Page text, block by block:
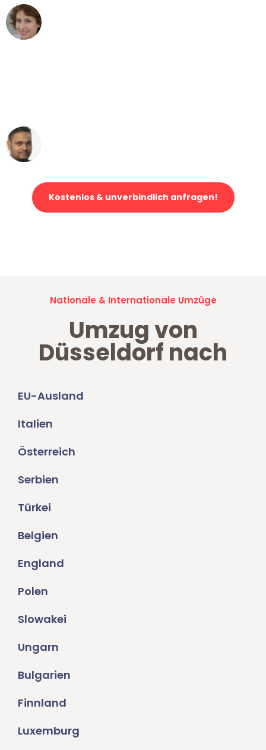
Kostenlos & unverbindlich anfragen!
Nationale & Internationale Umzüge
Umzug von
Düsseldorf nach
EU-Ausland
Italien
Österreich
Serbien
Türkei
Belgien
England
Polen
Slowakei
Ungarn
Bulgarien
Finnland
Luxemburg